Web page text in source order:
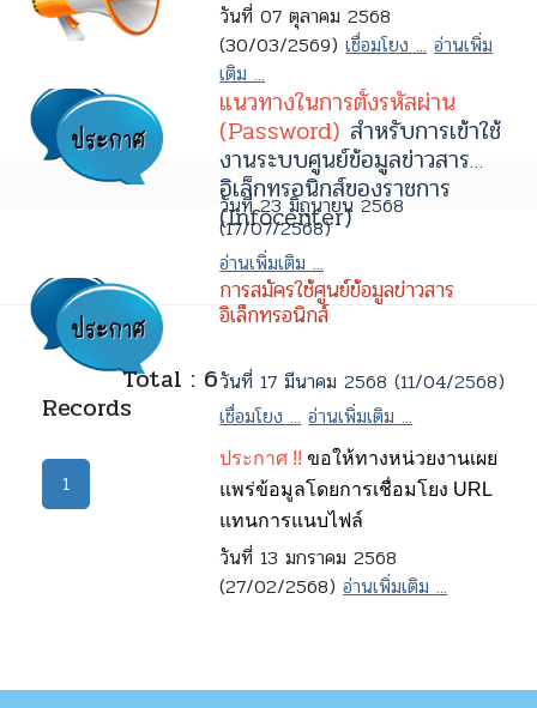
วันที่ 07 ตุลาคม 2568
(30/03/2569)เชื่อมโยง ... อ่านเพิ่ม
เติม ...
แนวทางในการตั้งรหัสผ่าน
(Password) สำหรับการเข้าใช้
งานระบบศูนย์ข้อมูลข่าวสาร
อิเล็กทรอนิกส์ของราชการ
(Infocenter)
วันที่ 23 มิถุนายน 2568
(17/07/2568)
อ่านเพิ่มเติม ...
การสมัครใช้ศูนย์ข้อมูลข่าวสาร
อิเล็กทรอนิกส์
วันที่ 17 มีนาคม 2568 (11/04/2568)
เชื่อมโยง ... อ่านเพิ่มเติม ...
ประกาศ !!ขอให้ทางหน่วยงานเผย
แพร่ข้อมูลโดยการเชื่อมโยง URL
แทนการแนบไฟล์
วันที่ 13 มกราคม 2568
(27/02/2568)อ่านเพิ่มเติม ...
Total : 6
Records
1